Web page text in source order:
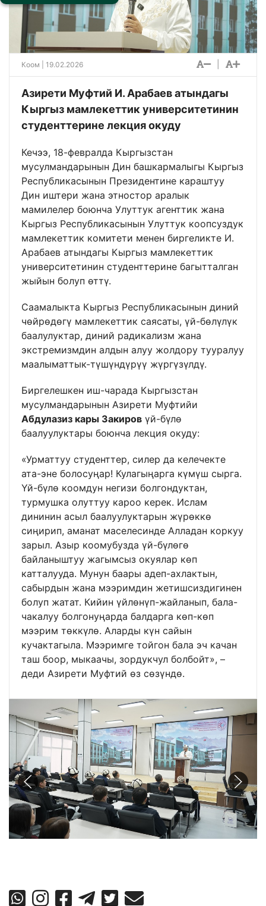
Коом | 19.02.2026
Азирети Муфтий И. Арабаев атындагы
Кыргыз мамлекеттик университетинин
студенттерине лекция окуду
Кечээ, 18-февралда Кыргызстан
мусулмандарынын Дин башкармалыгы Кыргыз
Республикасынын Президентине караштуу
Дин иштери жана этностор аралык
мамилелер боюнча Улуттук агенттик жана
Кыргыз Республикасынын Улуттук коопсуздук
мамлекеттик комитети менен биргеликте И.
Арабаев атындагы Кыргыз мамлекеттик
университетинин студенттерине багытталган
жыйын болуп өттү.
Саамалыкта Кыргыз Республикасынын диний
чөйрөдөгү мамлекеттик саясаты, үй-бөлүлүк
баалулуктар, диний радикализм жана
экстремизмдин алдын алуу жолдору тууралуу
маалыматтык-түшүндүрүү жүргүзүлдү.
Биргелешкен иш-чарада Кыргызстан
мусулмандарынын Азирети Муфтийи
Абдулазиз кары Закиров үй-бүлө
баалуулуктары боюнча лекция окуду:
«Урматтуу студенттер, силер да келечекте
ата-эне болосуңар! Кулагыңарга күмүш сырга.
Үй-бүлө коомдун негизи болгондуктан,
турмушка олуттуу кароо керек. Ислам
дининин асыл баалуулуктарын жүрөккө
сиңирип, аманат маселесинде Алладан коркуу
зарыл. Азыр коомубузда үй-бүлөгө
байланыштуу жагымсыз окуялар көп
катталууда. Мунун баары адеп-ахлактын,
сабырдын жана мээримдин жетишсиздигинен
болуп жатат. Кийин үйлөнүп-жайланып, бала-
чакалуу болгонуңарда балдарга көп-көп
мээрим төккүлө. Аларды күн сайын
кучактагыла. Мээримге тойгон бала эч качан
таш боор, мыкаачы, зордукчул болбойт», –
деди Азирети Муфтий өз сөзүндө.